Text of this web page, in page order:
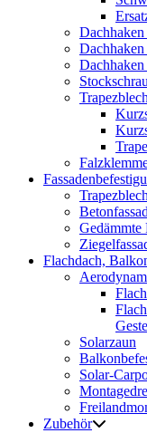
Gedämmte
Flachdach,
Solarzaun
Solar-
Zubehör